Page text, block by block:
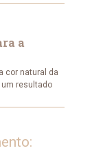
a
cor natural da
resultado